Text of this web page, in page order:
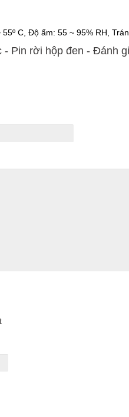
55º C, Độ ẩm: 55 ~ 95% RH,
- Pin rời hộp đen - Ðánh